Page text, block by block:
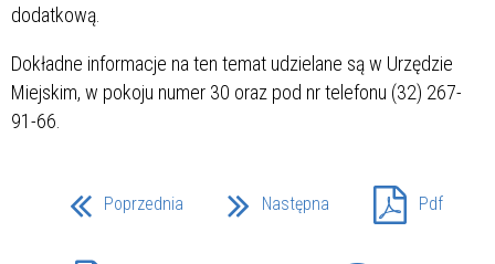
dodatkową.
Dokładne informacje na ten temat udzielane są w Urzędzie
Miejskim, w pokoju numer 30 oraz pod nr telefonu (32) 267-
91-66.
Poprzednia Następna Pdf